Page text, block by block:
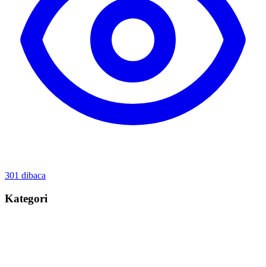
301 dibaca
Kategori